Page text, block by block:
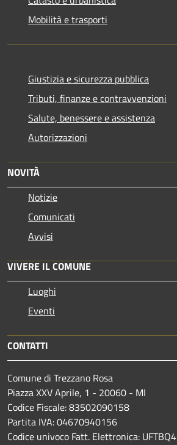
Mobilità e trasporti
Giustizia e sicurezza pubblica
Tributi, finanze e contravvenzioni
Salute, benessere e assistenza
Autorizzazioni
NOVITÀ
Notizie
Comunicati
Avvisi
VIVERE IL COMUNE
Luoghi
Eventi
CONTATTI
Comune di Trezzano Rosa
Piazza XXV Aprile, 1 - 20060 - MI
Codice Fiscale: 83502090158
Partita IVA: 04670940156
Codice univoco Fatt. Elettronica: UFTBQ4